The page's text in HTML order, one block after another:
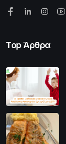
Top Άρθρα